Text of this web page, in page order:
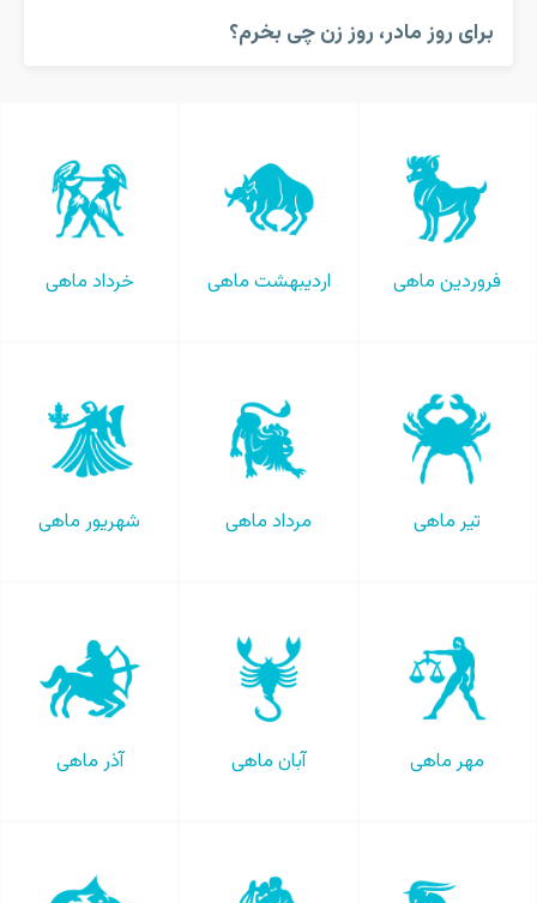
برای روز مادر، روز زن چی بخرم؟
فروردین ماهی اردیبهشت ماهی خرداد ماهی
تیر ماهی مرداد ماهی شهریور ماهی
مهر ماهی آبان ماهی آذر ماهی